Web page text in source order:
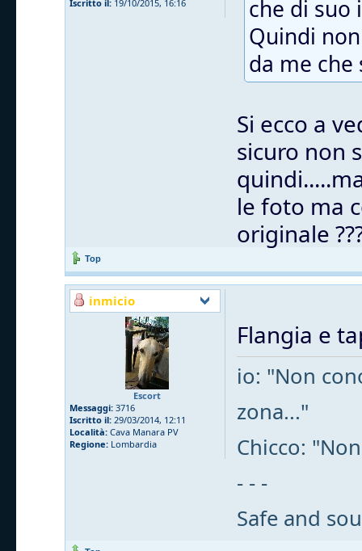
Iscritto il: 19/10/2015, 16:16
che di suo
Quindi
da me
Si ecco a
sicuro non
le foto ma
originale
Top
inmicio
Escort
Messaggi: 3716
Iscritto il: 29/03/2014, 12:11
Località: Cava Manara PV
Regione: Lombardia
Flangia e
io: "Non
zona..."
Chicco:
- - -
Safe and